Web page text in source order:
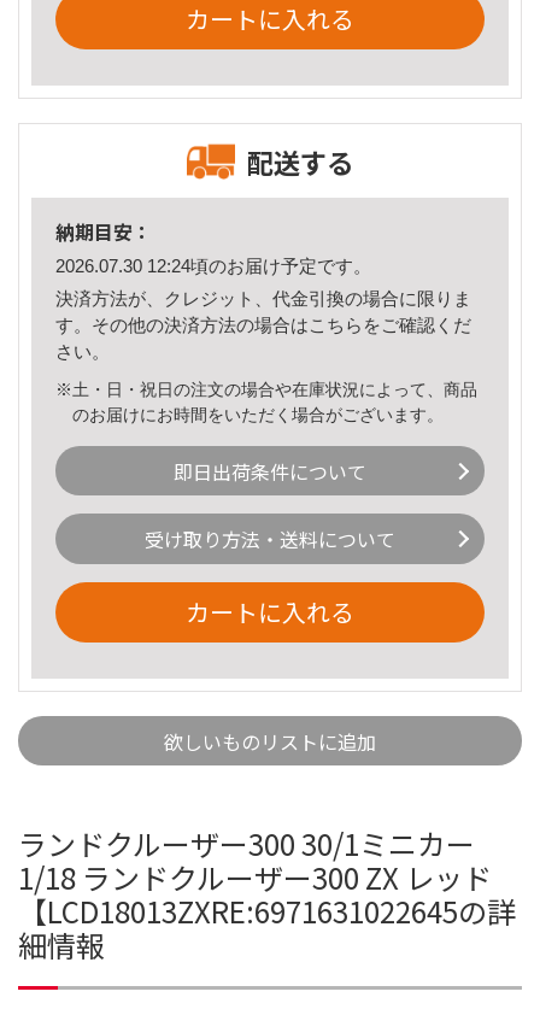
カートに入れる
配送する
納期目安：
2026.07.30 12:24頃のお届け予定です。
決済方法が、クレジット、代金引換の場合に限りま
す。その他の決済方法の場合はこちら をご確認くだ
さい。
※土・日・祝日の注文の場合や在庫状況によって、商品
のお届けにお時間をいただく場合がございます。
即日出荷条件について
受け取り方法・送料について
カートに入れる
欲しいものリストに追加
ランドクルーザー300 30/1ミニカー
1/18 ランドクルーザー300 ZX レッド
【LCD18013ZXRE:6971631022645の詳
細情報